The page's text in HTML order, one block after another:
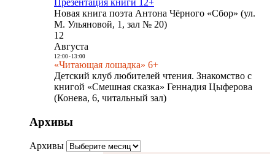
Презентация книги 12+
Новая книга поэта Антона Чёрного «Сбор» (ул.
М. Ульяновой, 1, зал № 20)
12
Августа
12:00- 13:00
«Читающая лошадка» 6+
Детский клуб любителей чтения. Знакомство с
книгой «Смешная сказка» Геннадия Цыферова
(Конева, 6, читальный зал)
Архивы
Архивы